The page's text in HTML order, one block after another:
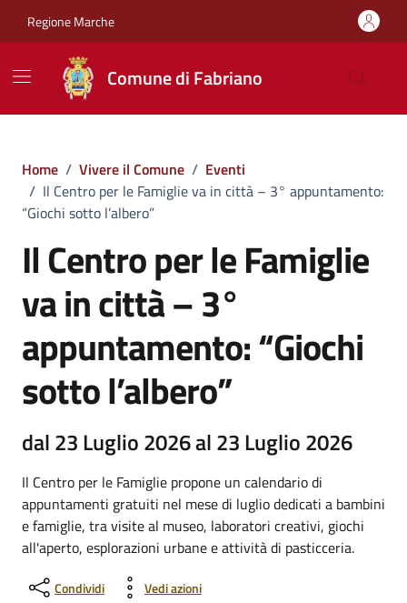
Regione Marche
Comune di Fabriano
Home / Vivere il Comune / Eventi
/ Il Centro per le Famiglie va in città – 3° appuntamento:
“Giochi sotto l’albero”
Il Centro per le Famiglie
va in città – 3°
appuntamento: “Giochi
sotto l’albero”
dal 23 Luglio 2026 al 23 Luglio 2026
Il Centro per le Famiglie propone un calendario di
appuntamenti gratuiti nel mese di luglio dedicati a bambini
e famiglie, tra visite al museo, laboratori creativi, giochi
all'aperto, esplorazioni urbane e attività di pasticceria.
Condividi Vedi azioni